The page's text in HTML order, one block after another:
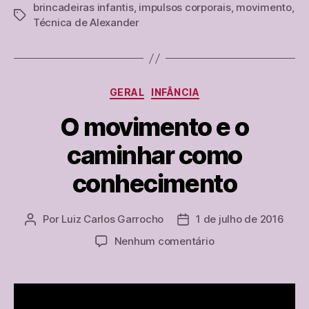
o
Tags
brincadeiras infantis, impulsos corporais, movimento,
Técnica de Alexander
Categorias
GERAL INFÂNCIA
O movimento e o
caminhar como
conhecimento
Autor
Por Luiz Carlos Garrocho
Data
de
1 de julho de 2016
Nenhum comentárioem
e